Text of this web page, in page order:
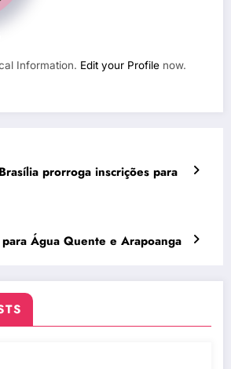
Information. Edit your Profile now.
prorroga inscrições para
Água Quente e Arapoanga